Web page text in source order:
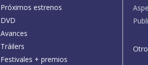
Próximos estrenos
DVD
Avances
Tráilers
Festivales + premios